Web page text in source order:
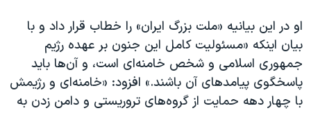
چهل سال گروگان‌گیری
قانون شفافیت دارائی کادر رهبری ایران
اعتراضات مردمی آبان ۹۸
اسرائیل در جنگ
او در این بیانیه «ملت بزرگ ایران» را خطاب قرار داد و با
بیان اینکه «مسئولیت کامل این جنون بر عهده رژیم
جمهوری اسلامی و شخص خامنه‌ای است، و آن‌ها باید
پاسخگوی پیامدهای آن باشند.» افزود: «خامنه‌ای و رژیمش
با چهار دهه حمایت از گروه‌های تروریستی و دامن زدن به